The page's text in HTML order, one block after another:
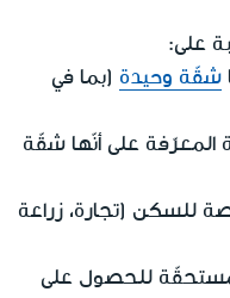
على:
شقّة وحيدة (بما في
المعرّفة على أنّها شقّة
للسكن (تجارة، زراعة
للحصول على